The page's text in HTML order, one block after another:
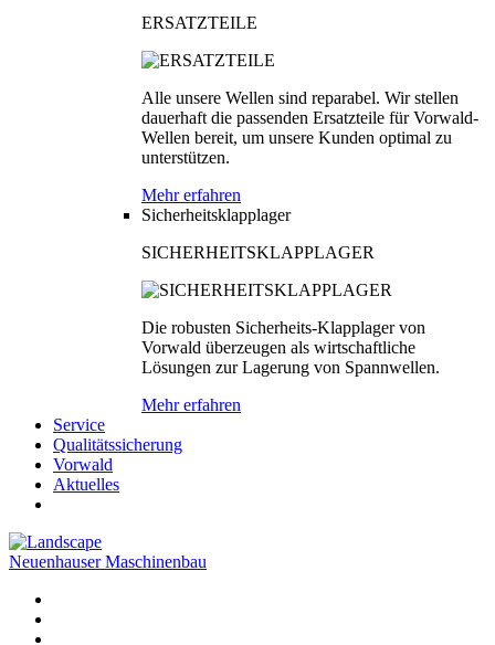
ERSATZTEILE
Alle unsere Wellen sind reparabel. Wir stellen
dauerhaft die passenden Ersatzteile für Vorwald-
Wellen bereit, um unsere Kunden optimal zu
unterstützen.
Mehr erfahren
Sicherheitsklapplager
SICHERHEITSKLAPPLAGER
Die robusten Sicherheits-Klapplager von
Vorwald überzeugen als wirtschaftliche
Lösungen zur Lagerung von Spannwellen.
Mehr erfahren
Service
Qualitätssicherung
Vorwald
Aktuelles
Neuenhauser Maschinenbau